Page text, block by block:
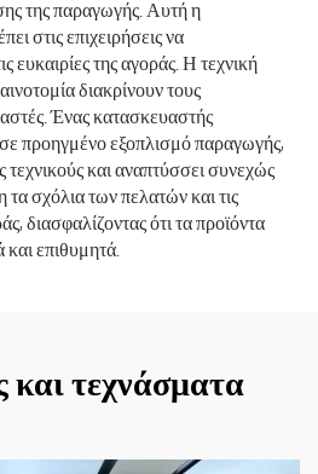
της παραγωγής. Αυτή η
στις επιχειρήσεις να
ευκαιρίες της αγοράς. Η τεχνική
διακρίνουν τους
Ένας κατασκευαστής
σε προηγμένο εξοπλισμό παραγωγής,
τεχνικούς και αναπτύσσει συνεχώς
σχόλια των πελατών και τις
διασφαλίζοντας ότι τα προϊόντα
επιθυμητά.
και τεχνάσματα